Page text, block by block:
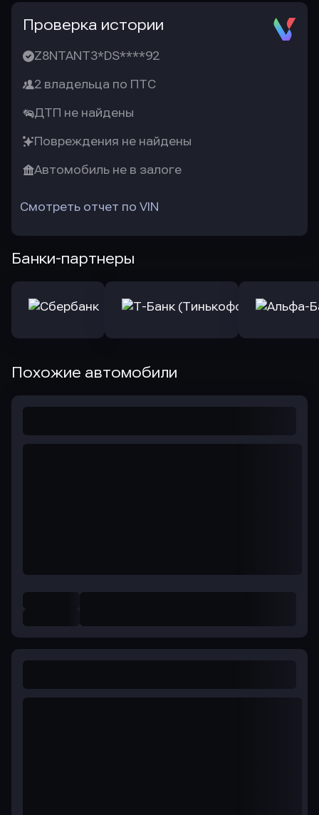
Проверка истории
Z8NTANT3*DS****92
2 владельца по ПТС
ДТП не найдены
Повреждения не найдены
Автомобиль не в залоге
Смотреть отчет по VIN
Банки-партнеры
Похожие автомобили